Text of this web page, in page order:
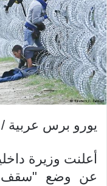
يورو برس عربية /
أعلنت وزيرة
عن وضع "سقف